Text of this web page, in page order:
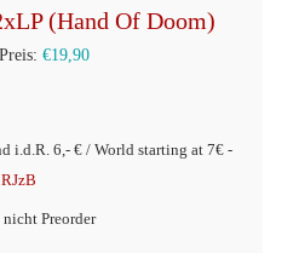
(Hand Of Doom)
€19,90Aktueller
€19,90.
i.d.R. 6,- € / World starting at 7€ -
Preorder